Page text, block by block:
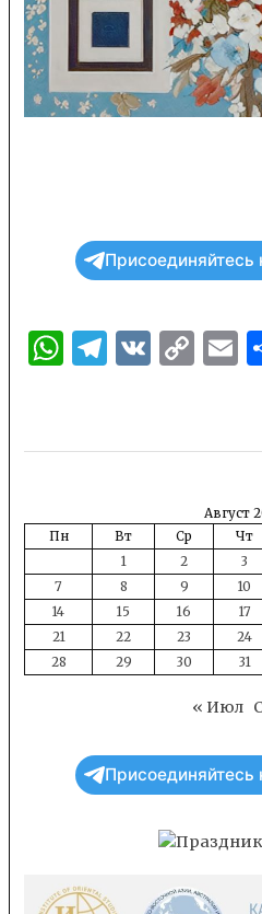
Присоединяйтесь
WhatsApp
Telegram
VK
Август
Пн
Вт Ср Чт
1
2 3
7
8 9 10
14
15 16 17
21
22 23 24
28
29 30 31
« Июл
Присоединяйтесь